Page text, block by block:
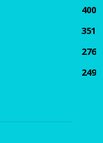
400
351
276
249